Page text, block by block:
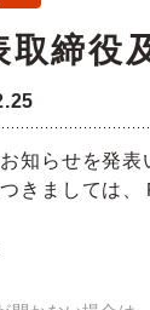
フ
取締役
知らせを発表
きましては、